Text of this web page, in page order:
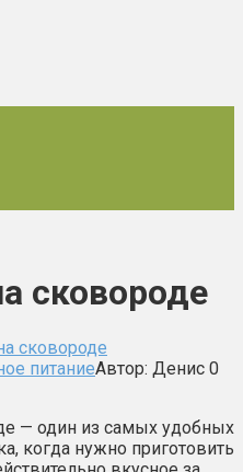
сковороде
сковороде
питаниеАвтор: Денис 0
— один из самых удобных
когда нужно приготовить